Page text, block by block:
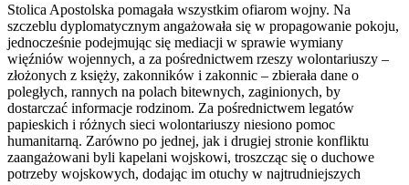
Stolica Apostolska pomagała wszystkim ofiarom wojny. Na
szczeblu dyplomatycznym angażowała się w propagowanie pokoju,
jednocześnie podejmując się mediacji w sprawie wymiany
więźniów wojennych, a za pośrednictwem rzeszy wolontariuszy –
złożonych z księży, zakonników i zakonnic – zbierała dane o
poległych, rannych na polach bitewnych, zaginionych, by
dostarczać informacje rodzinom. Za pośrednictwem legatów
papieskich i różnych sieci wolontariuszy niesiono pomoc
humanitarną. Zarówno po jednej, jak i drugiej stronie konfliktu
zaangażowani byli kapelani wojskowi, troszcząc się o duchowe
potrzeby wojskowych, dodając im otuchy w najtrudniejszych